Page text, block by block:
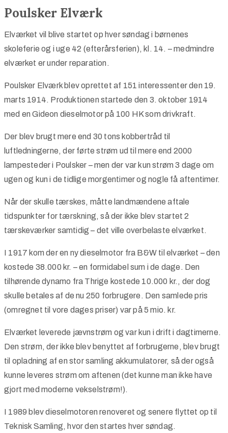
Poulsker Elværk
Elværket vil blive startet op hver søndag i børnenes
skoleferie og i uge 42 (efterårsferien), kl. 14. – medmindre
elværket er under reparation.
Poulsker Elværk blev oprettet af 151 interessenter den 19.
marts 1914. Produktionen startede den 3. oktober 1914
med en Gideon dieselmotor på 100 HK som drivkraft.
Der blev brugt mere end 30 tons kobbertråd til
luftledningerne, der førte strøm ud til mere end 2000
lampesteder i Poulsker – men der var kun strøm 3 dage om
ugen og kun i de tidlige morgentimer og nogle få aftentimer.
Når der skulle tærskes, måtte landmændene aftale
tidspunkter for tærskning, så der ikke blev startet 2
tærskeværker samtidig – det ville overbelaste elværket.
I 1917 kom der en ny dieselmotor fra B&W til elværket – den
kostede 38.000 kr. – en formidabel sum i de dage. Den
tilhørende dynamo fra Thrige kostede 10.000 kr., der dog
skulle betales af de nu 250 forbrugere. Den samlede pris
(omregnet til vore dages priser) var på 5 mio. kr.
Elværket leverede jævnstrøm og var kun i drift i dagtimerne.
Den strøm, der ikke blev benyttet af forbrugerne, blev brugt
til opladning af en stor samling akkumulatorer, så der også
kunne leveres strøm om aftenen (det kunne man ikke have
gjort med moderne vekselstrøm!).
I 1989 blev dieselmotoren renoveret og senere flyttet op til
Teknisk Samling, hvor den startes hver søndag.